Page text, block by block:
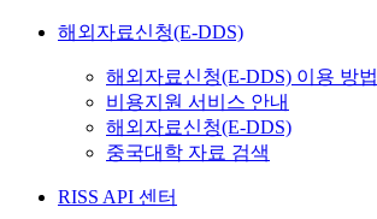
해외자료신청(E-DDS)
해외자료신청(E-DDS) 이용 방법
비용지원 서비스 안내
해외자료신청(E-DDS)
중국대학 자료 검색
RISS API 센터